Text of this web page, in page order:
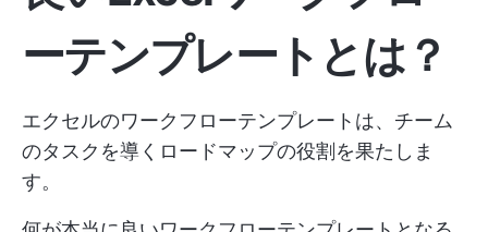
ーテンプレートとは？
エクセルのワークフローテンプレートは、チーム
のタスクを導くロードマップの役割を果たしま
す。